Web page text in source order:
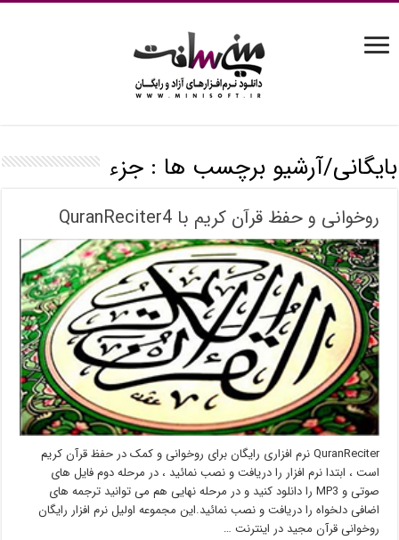
بایگانی/آرشیو برچسب ها :جزء
روخوانی و حفظ قرآن کریم با QuranReciter4
QuranReciter نرم افزاری رایگان برای روخوانی و کمک در حفظ قرآن کریم
است ، ابتدا نرم افزار را دریافت و نصب نمائید ، در مرحله دوم فایل های
صوتی و MP3 را دانلود کنید و در مرحله نهایی هم می توانید ترجمه های
اضافی دلخواه را دریافت و نصب نمائید.این مجموعه اولیل نرم افزار رایگان
روخوانی قرآن مجید در اینترنت …